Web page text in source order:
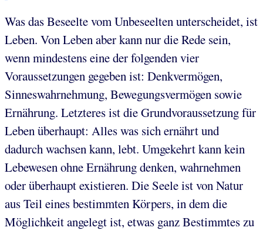
Was das Beseelte vom Unbeseelten unterscheidet, ist
Leben. Von Leben aber kann nur die Rede sein,
wenn mindestens eine der folgenden vier
Voraussetzungen gegeben ist: Denkvermögen,
Sinneswahrnehmung, Bewegungsvermögen sowie
Ernährung. Letzteres ist die Grundvoraussetzung für
Leben überhaupt: Alles was sich ernährt und
dadurch wachsen kann, lebt. Umgekehrt kann kein
Lebewesen ohne Ernährung denken, wahrnehmen
oder überhaupt existieren. Die Seele ist von Natur
aus Teil eines bestimmten Körpers, in dem die
Möglichkeit angelegt ist, etwas ganz Bestimmtes zu